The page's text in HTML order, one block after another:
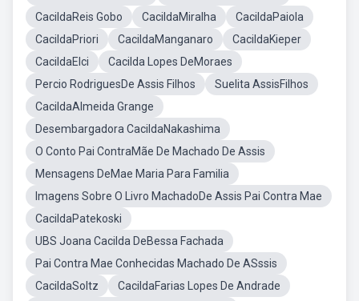
CacildaReis Gobo
CacildaMiralha
CacildaPaiola
CacildaPriori
CacildaManganaro
CacildaKieper
CacildaElci
Cacilda Lopes DeMoraes
Percio RodriguesDe Assis Filhos
Suelita AssisFilhos
CacildaAlmeida Grange
Desembargadora CacildaNakashima
O Conto Pai ContraMãe De Machado De Assis
Mensagens DeMae Maria Para Familia
Imagens Sobre O Livro MachadoDe Assis Pai Contra Mae
CacildaPatekoski
UBS Joana Cacilda DeBessa Fachada
Pai Contra Mae Conhecidas Machado De ASssis
CacildaSoltz
CacildaFarias Lopes De Andrade